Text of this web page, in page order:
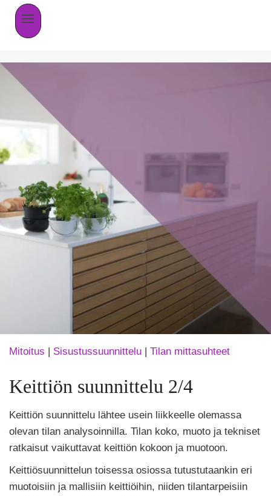
Mitoitus | Sisustussuunnittelu | Tilan mittasuhteet
Keittiön suunnittelu 2/4
Keittiön suunnittelu lähtee usein liikkeelle olemassa
olevan tilan analysoinnilla. Tilan koko, muoto ja tekniset
ratkaisut vaikuttavat keittiön kokoon ja muotoon.
Keittiösuunnittelun toisessa osiossa tutustutaankin eri
muotoisiin ja mallisiin keittiöihin, niiden tilantarpeisiin